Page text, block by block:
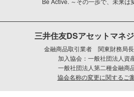
三井住友DSアセットマネ
金融商品取引業者 関東財務局
加入協会：一般社団法人資
一般社団法人第二種金融商
協会名称の変更に関するご